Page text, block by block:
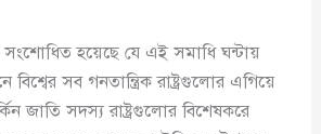
হয়েছে যে এই সমাধি ঘন্টায়
বিশ্বের সব গনতান্ত্রিক রাষ্ট্রগুলোর এগিয়ে
জাতি সদস্য রাষ্ট্রগুলোর বিশেষকরে